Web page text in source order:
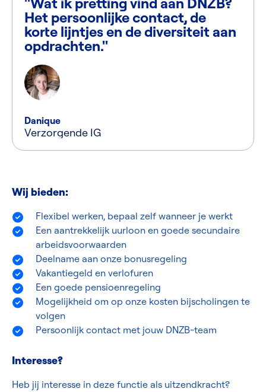
Het persoonlijke contact, de
korte lijntjes en de diversiteit aan
opdrachten."
Danique
Verzorgende IG
Wij bieden:
Flexibel werken, bepaal zelf wanneer je werkt
Een aantrekkelijk uurloon en goede secundaire
arbeidsvoorwaarden
Deelname aan onze bonusregeling
Vakantiegeld en verlofuren
Een goede pensioenregeling
Mogelijkheid om op onze kosten bijscholingen te
volgen
Persoonlijk contact met jouw DNZB-team
Interesse?
Heb jij interesse in deze functie als uitzendkracht?